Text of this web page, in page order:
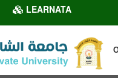
LEARNATA